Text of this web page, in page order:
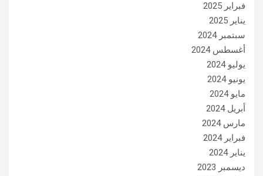
فبراير 2025
يناير 2025
سبتمبر 2024
أغسطس 2024
يوليو 2024
يونيو 2024
مايو 2024
أبريل 2024
مارس 2024
فبراير 2024
يناير 2024
ديسمبر 2023